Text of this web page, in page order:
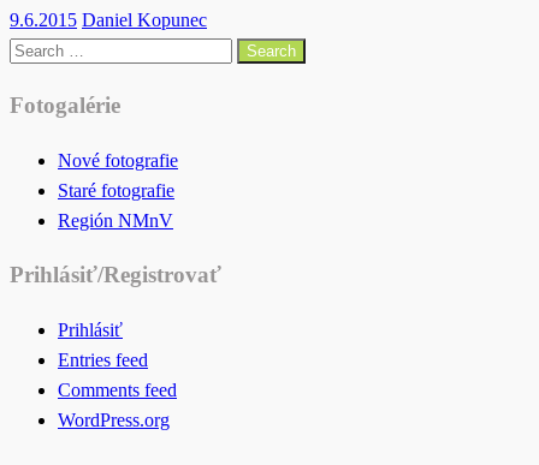
Posted
on
9.6.2015 Daniel Kopunec
Search
Fotogalérie
Nové fotografie
Staré fotografie
Región NMnV
Prihlásiť/Registrovať
Prihlásiť
Entries feed
Comments feed
WordPress.org